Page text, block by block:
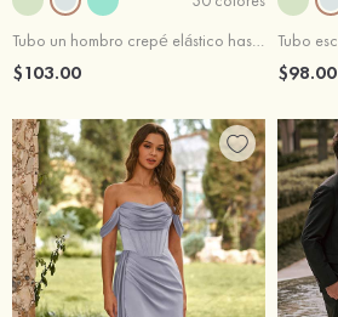
Tubo un hombro crepé elástico hasta el suelo vestido de dama de honor
$103.00 $98.00